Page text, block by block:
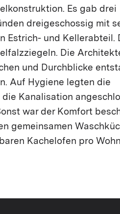
Es gab drei
dreigeschossig mit
Estrich- und Kellerabteil.
Die
und Durchblicke
Auf Hygiene legten die
Kanalisation
war der Komfort
gemeinsamen
Kachelofen pro